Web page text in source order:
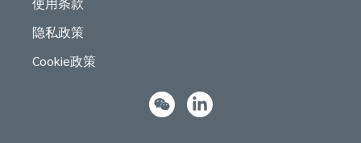
隐私政策
Cookie政策